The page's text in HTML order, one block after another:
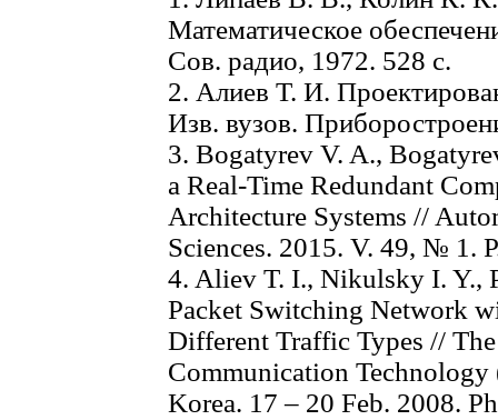
Математическое
Сов. радио, 1972. 528 с.
2. Алиев Т. И.
Изв. вузов.
3. Bogatyrev V. A.,
a Real-Time Redundant
Architecture Systems //
Sciences. 2015. V. 49, № 1.
4. Aliev T. I., Nikulsky I. Y.,
Packet Switching Network
Different Traffic Types //
Communication
Korea. 17 – 20 Feb. 2008.